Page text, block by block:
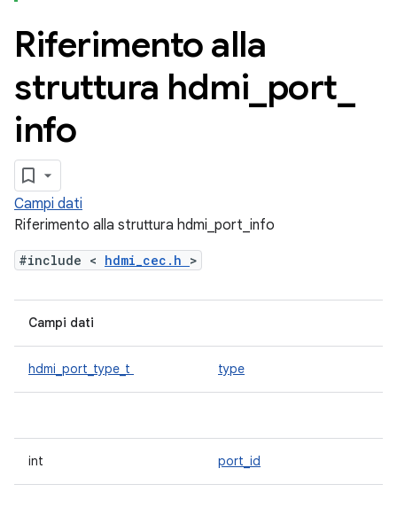
Riferimento alla
struttura hdmi port
info
Campi dati
Riferimento alla struttura hdmi_port_info
#include < hdmi_cec.h >
Campi dati
hdmi_port_type_t type
int port_id